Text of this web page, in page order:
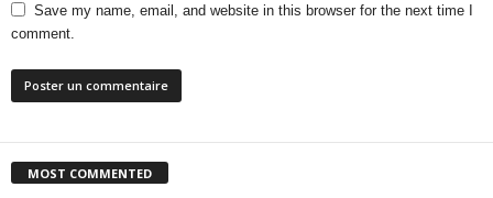
Save my name, email, and website in this browser for the next time I
comment.
MOST COMMENTED